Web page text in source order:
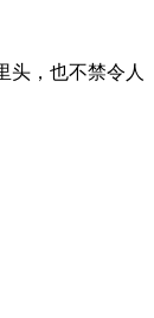
头，也不禁令人